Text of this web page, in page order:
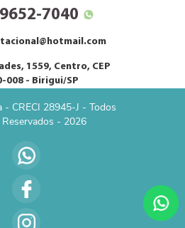
7040
1559, Centro, CEP
008 - Birigui/SP
- CRECI 28945-J - Todos
- 2026